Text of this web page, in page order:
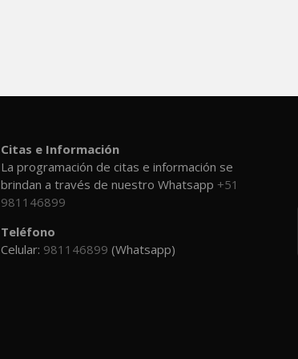
Citas e Información
La programación de citas e información se
brindan a través de nuestro Whatsapp +51
981146899
Teléfono
Celular: 981146899 (Whatsapp)